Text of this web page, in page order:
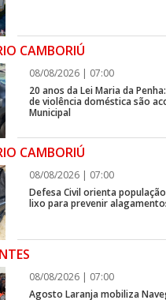
CAMBORIÚ
08/08/2026 | 07:00
20 anos da Lei Maria da
de violência doméstica são
Municipal
CAMBORIÚ
08/08/2026 | 07:00
Defesa Civil orienta
lixo para prevenir
08/08/2026 | 07:00
Agosto Laranja mobiliza